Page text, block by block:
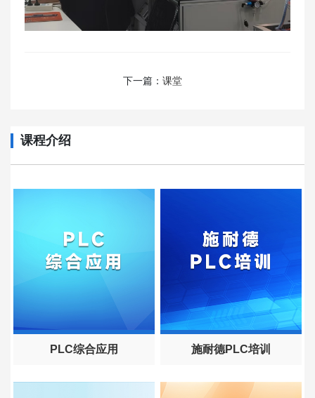
下一篇： 课堂
课程介绍
PLC综合应用 施耐德PLC培训